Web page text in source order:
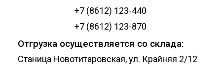
+7 (8612) 123-440
+7 (8612) 123-870
Отгрузка осуществляется со склада:
Станица Новотитаровская, ул. Крайняя 2/12